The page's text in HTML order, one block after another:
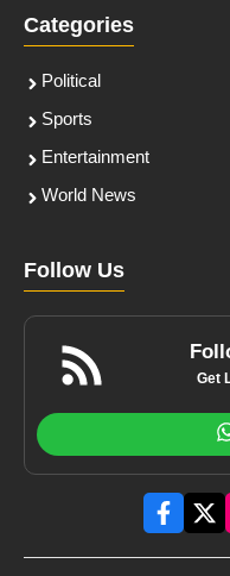
Categories
Political
Sports
Entertainment
World News
Follow Us
Get